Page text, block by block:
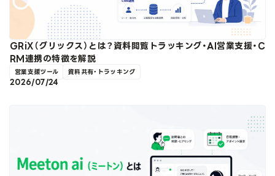
GRiX（グリックス）とは？資料閲覧トラッキング・AI営業支援・C
RM連携の特徴を解説
営業支援ツール 資料共有・トラッキング
2026/07/24